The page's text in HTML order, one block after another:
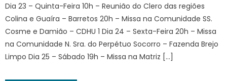
Dia 23 – Quinta-Feira 10h – Reunião do Clero das regiões
Colina e Guaíra – Barretos 20h – Missa na Comunidade SS.
Cosme e Damião – CDHU 1 Dia 24 – Sexta-Feira 20h – Missa
na Comunidade N. Sra. do Perpétuo Socorro – Fazenda Brejo
Limpo Dia 25 – Sábado 19h – Missa na Matriz […]